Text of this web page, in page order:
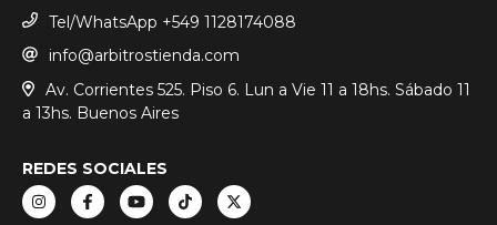
Tel/WhatsApp +549 1128174088
info@arbitrostienda.com
Av. Corrientes 525. Piso 6. Lun a Vie 11 a 18hs. Sábado 11
a 13hs. Buenos Aires
REDES SOCIALES